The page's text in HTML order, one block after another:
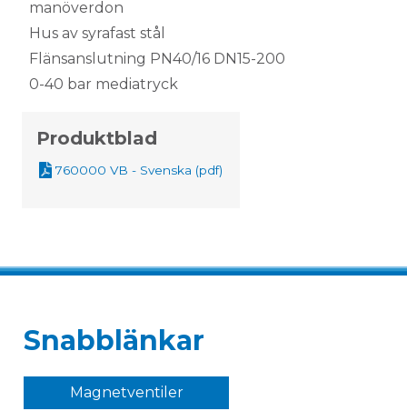
manöverdon
Hus av syrafast stål
Flänsanslutning PN40/16 DN15-200
0-40 bar mediatryck
Produktblad
760000 VB - Svenska (pdf)
Snabblänkar
Magnetventiler